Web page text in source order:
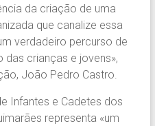
da criação de uma
que canalize essa
verdadeiro percurso de
crianças e jovens»,
João Pedro Castro.
Infantes e Cadetes dos
representa «um